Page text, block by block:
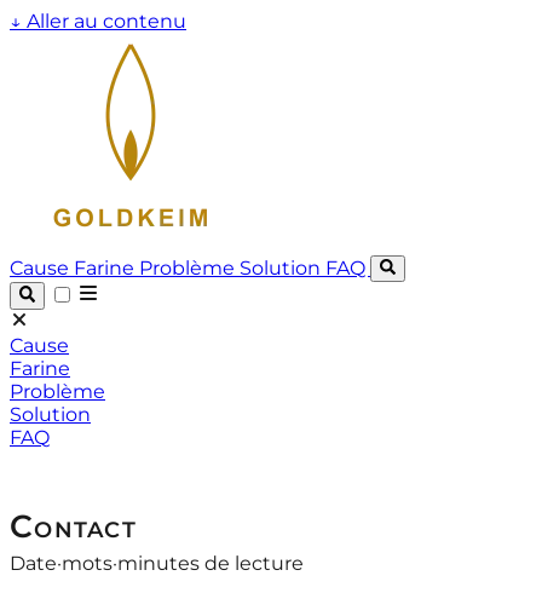
↓ Aller au contenu
Cause Farine Problème Solution FAQ
Cause
Farine
Problème
Solution
FAQ
Contact
Date·mots·minutes de lecture